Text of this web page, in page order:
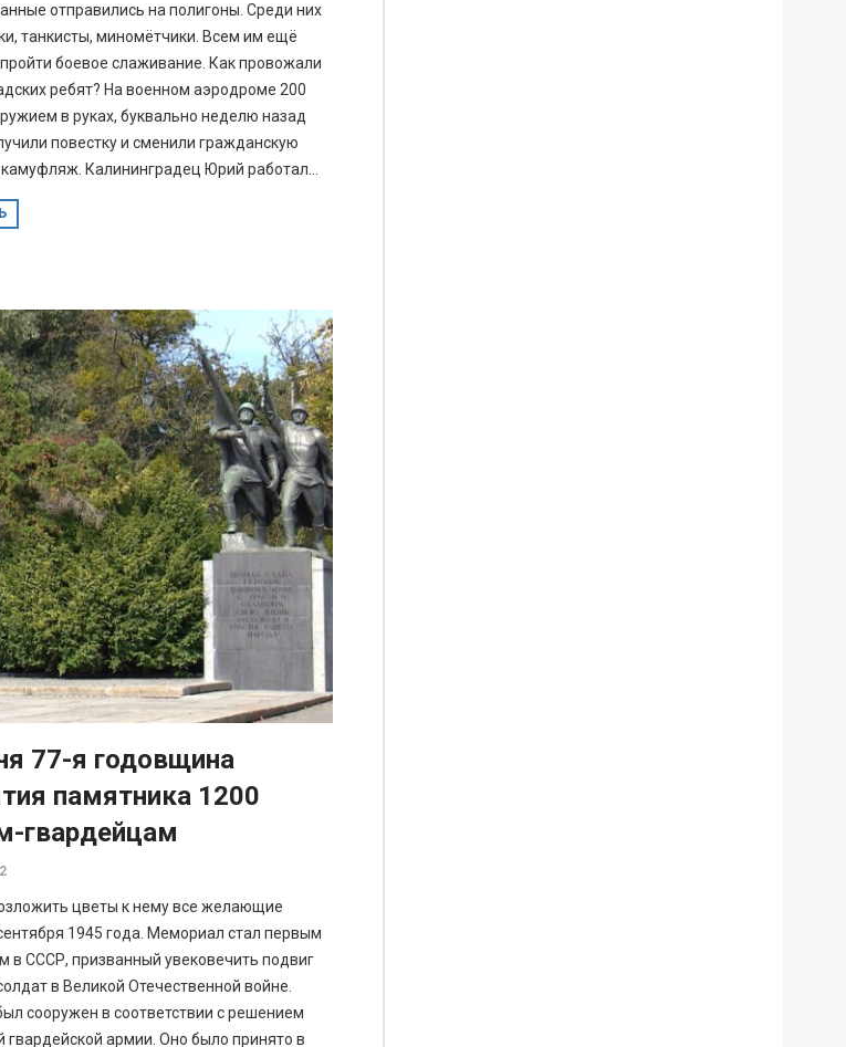
отправились на полигоны. Среди них
танкисты, миномётчики. Всем им ещё
боевое слаживание. Как провожали
ребят? На военном аэродроме 200
в руках, буквально неделю назад
повестку и сменили гражданскую
Калининградец Юрий работал...
77-я годовщина
памятника 1200
гвардейцам
цветы к нему все желающие
1945 года. Мемориал стал первым
в СССР, призванный увековечить подвиг
в Великой Отечественной войне.
сооружен в соответствии с решением
гвардейской армии. Оно было принято в